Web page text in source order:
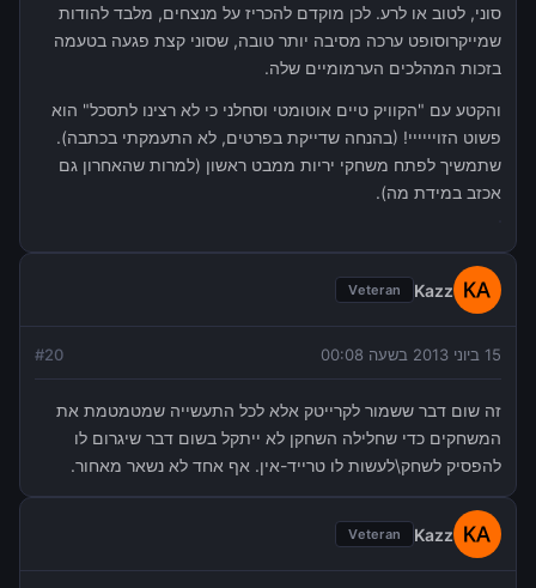
סוני, לטוב או לרע. לכן מוקדם להכריז על מנצחים, מלבד להודות
שמייקרוסופט ערכה מסיבה יותר טובה, שסוני קצת פגעה בטעמה
בזכות המהלכים הערמומיים שלה.
והקטע עם "הקוויק טיים אוטומטי וסחלני כי לא רצינו לתסכל" הוא
פשוט הזויייייי! (בהנחה שדייקת בפרטים, לא התעמקתי בכתבה).
שתמשיך לפתח משחקי יריות ממבט ראשון (למרות שהאחרון גם
אכזב במידת מה).
Kazz
Veteran
15 ביוני 2013 בשעה 00:08 #20
זה שום דבר ששמור לקרייטק אלא לכל התעשייה שמטמטמת את
המשחקים כדי שחלילה השחקן לא ייתקל בשום דבר שיגרום לו
להפסיק לשחק\לעשות לו טרייד-אין. אף אחד לא נשאר מאחור.
Kazz
Veteran